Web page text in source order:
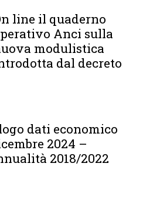
line il quaderno
Anci sulla
modulistica
dal decreto
dati economico
2024 –
2018/2022